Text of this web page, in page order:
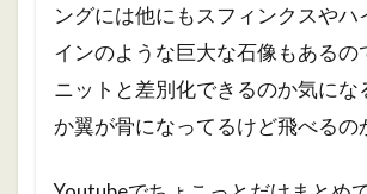
ングには他にもスフィンクスやハ
インのような巨大な石像もあるの
ニットと差別化できるのか気にな
か翼が骨になってるけど飛べるの